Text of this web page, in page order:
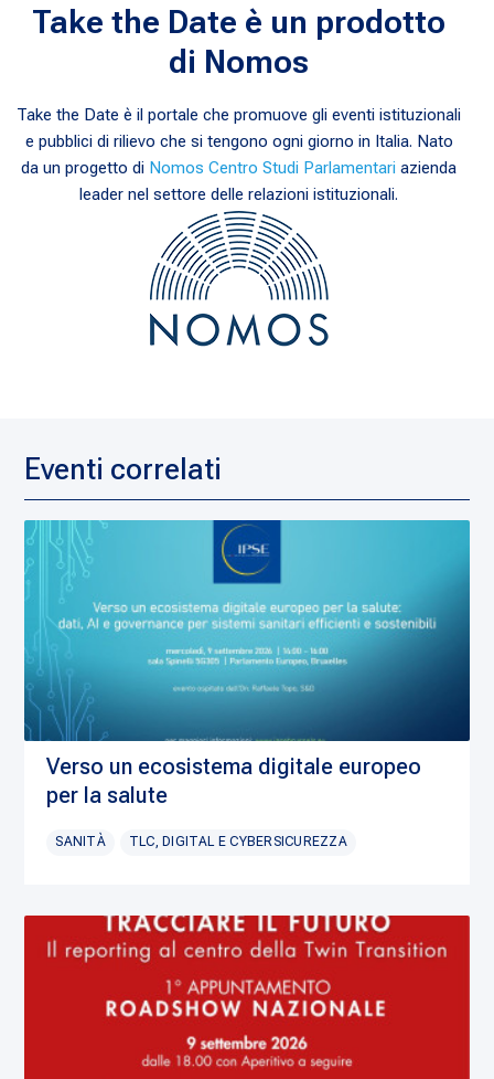
Take the Date è un prodotto
di Nomos
Take the Date è il portale che promuove gli eventi istituzionali
e pubblici di rilievo che si tengono ogni giorno in Italia. Nato
da un progetto di Nomos Centro Studi Parlamentari azienda
leader nel settore delle relazioni istituzionali.
Eventi correlati
Verso un ecosistema digitale europeo
per la salute
SANITÀ TLC, DIGITAL E CYBERSICUREZZA